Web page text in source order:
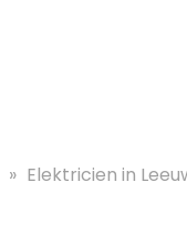
» Elektricien in